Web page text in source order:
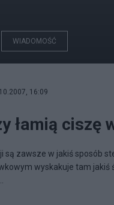
WIADOMOŚĆ
16:09
łamią ciszę
są zawsze w jakiś sposób
wyskakuje tam jakiś